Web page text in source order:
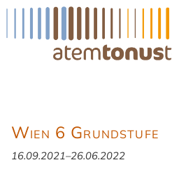
Wien 6 Grundstufe
16.09.2021–26.06.2022